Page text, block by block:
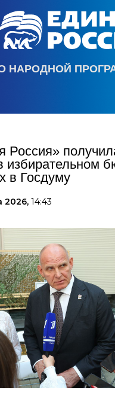
НАРОДНОЙ
Россия»
избирательном
в Госдуму
2026, 14:43